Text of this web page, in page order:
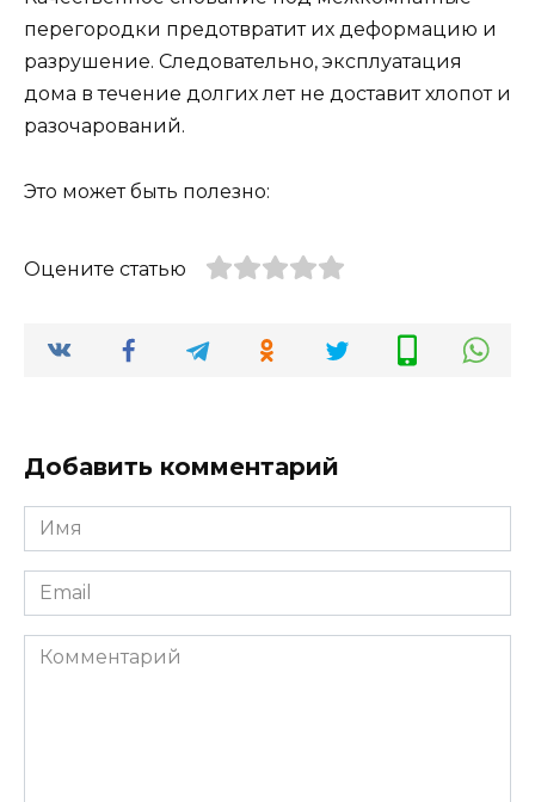
перегородки предотвратит их деформацию и
разрушение. Следовательно, эксплуатация
дома в течение долгих лет не доставит хлопот и
разочарований.
Это может быть полезно:
Оцените статью
Добавить комментарий
Имя
*
Email
*
Комментарий